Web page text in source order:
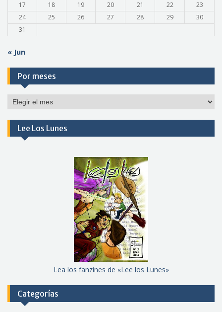
17
18 19 20 21 22
23
24
25 26 27 28 29
30
31
« Jun
Por meses
Por
Lee Los Lunes
Lea los fanzines de «Lee los Lunes»
Categorías